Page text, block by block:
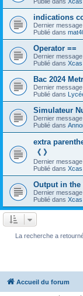
indications
Dernier
Publié dans
Operator ==
Dernier
Publié dans
Bac 2024
Dernier
Publié dans
Simulateur
Dernier
Publié dans
extra
《 》
Dernier
Publié dans
Output in
Dernier
Publié dans
La recherche a
Accueil du forum